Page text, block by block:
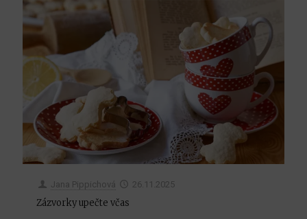
Jana Pippichová 26.11.2025
Zázvorky upečte včas